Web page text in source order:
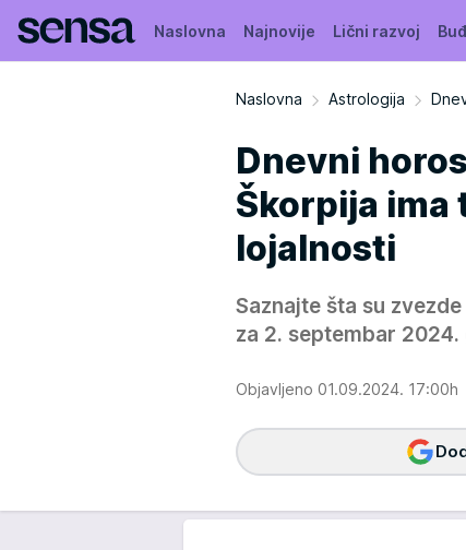
Naslovna Najnovije Lični razvoj
Naslovna Astrologija
Dnevni
Škorpija ima
lojalnosti
Saznajte šta su
za 2. septembar 2024.
Objavljeno 01.09.2024. 17:00h